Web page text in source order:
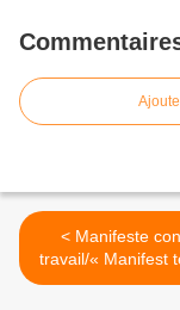
< Manifeste contre le
travail/« Manifest
Arbeid »,